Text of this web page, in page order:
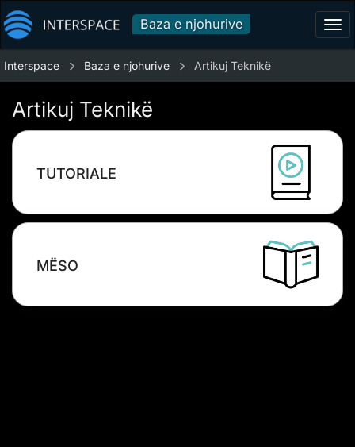
Baza e njohurive
Interspace Baza e njohurive Artikuj Teknikë
Artikuj Teknikë
TUTORIALE
MËSO